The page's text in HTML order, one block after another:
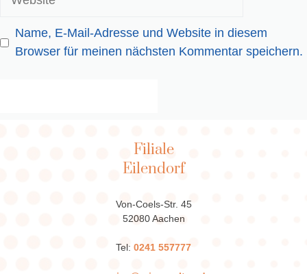
Name, E-Mail-Adresse und Website in diesem
Browser für meinen nächsten Kommentar speichern.
Filiale
Eilendorf
Von-Coels-Str. 45
52080 Aachen
Tel: 0241 557777